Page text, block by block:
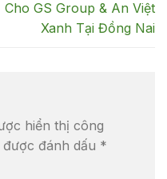
Cho GS Group & An Việt
Xanh Tại Đồng Nai
hiển thị công
đánh dấu *